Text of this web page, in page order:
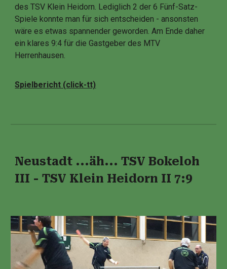
des TSV Klein Heidorn. Lediglich 2 der 6 Fünf-Satz-
Spiele konnte man für sich entscheiden - ansonsten
wäre es etwas spannender geworden. Am Ende daher
ein klares 9:4 für die Gastgeber des MTV
Herrenhausen.
Spielbericht (click-tt)
Neustadt ...äh... TSV Bokeloh
III - TSV Klein Heidorn II 7:9